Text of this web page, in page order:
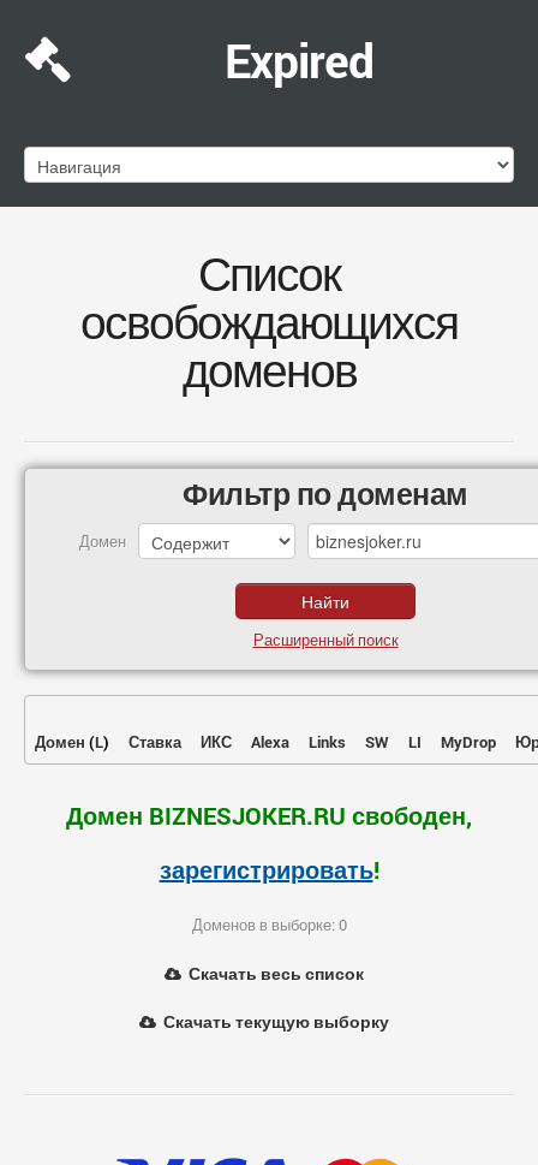
Expired
Список
освобождающихся
доменов
Фильтр по доменам
Домен
Расширенный поиск
Домен (L) Ставка ИКС Alexa Links SW LI MyDrop
Домен BIZNESJOKER.RU свободен,
зарегистрировать!
Доменов в выборке: 0
Скачать весь список
Скачать текущую выборку